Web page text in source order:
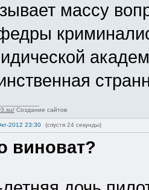
массу
Создание сайтов
2012 23:30 (спустя 24 секунды)
виноват?